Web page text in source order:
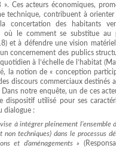
». Ces acteurs économiques,
technique, contribuent à
concertation des habitants
où le comment se substitue au
et à défendre une vision
concernement des publics
à l’échelle de l’habitat
la notion de « conception
discours commerciaux destinés
Dans notre enquête, un de ces
dispositif utilisé pour ses
dialogue :
à intégrer pleinement l’ensemble
non techniques) dans le processus
et d’aménagements »